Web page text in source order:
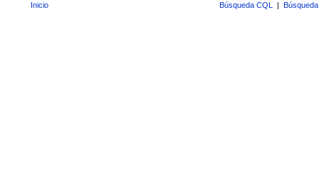
Inicio Búsqueda CQL